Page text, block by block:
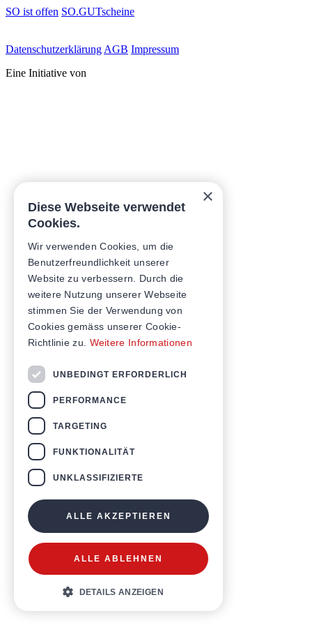
SO ist offen SO.GUTscheine
Daten­schutz­erklärung AGB Impressum
Eine Initiative von
×
Diese Webseite verwendet
Cookies.
Wir verwenden Cookies, um die
Benutzerfreundlichkeit unserer
Website zu verbessern. Durch die
weitere Nutzung unserer Webseite
stimmen Sie der Verwendung von
Cookies gemäss unserer Cookie-
Richtlinie zu. Weitere Informationen
UNBEDINGT ERFORDERLICH
PERFORMANCE
TARGETING
FUNKTIONALITÄT
UNKLASSIFIZIERTE
ALLE AKZEPTIEREN
ALLE ABLEHNEN
DETAILS ANZEIGEN